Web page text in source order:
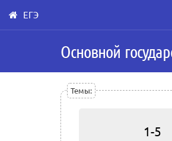
content
ЕГЭ
Основной
Темы:
1-5